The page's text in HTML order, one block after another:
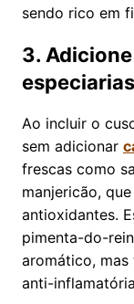
sendo rico em
3.
especiarias
Ao incluir o
sem adicionar
frescas como
manjericão,
antioxidantes.
pimenta-do-
aromático,
anti-